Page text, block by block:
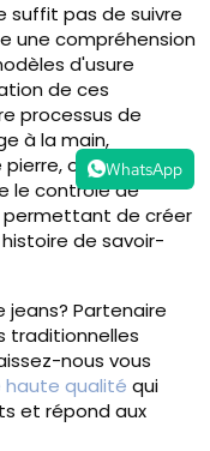
suffit pas de suivre
une compréhension
d'usure
de ces
processus de
à la main,
ou finition
le contrôle de
permettant de créer
de savoir-
Partenaire
traditionnelles
nous vous
haute qualité qui
et répond aux
WhatsApp